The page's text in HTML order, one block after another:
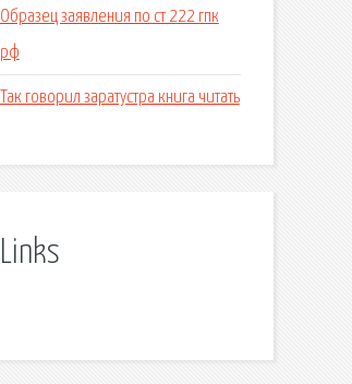
Образец заявления по ст 222 гпк
рф
Так говорил заратустра книга читать
Links